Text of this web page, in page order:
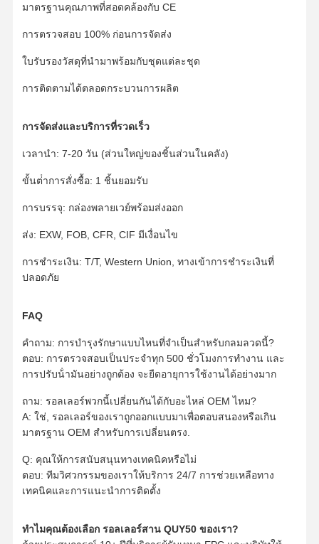
แบริ่งแกว่ง
มาตรฐานคุณภาพที่สอดคล้องกับ CE
การตรวจสอบ 100% ก่อนการจัดส่ง
ใบรับรองวัสดุที่นํามาพร้อมกับชุดแต่ละชุด
การติดตามได้ตลอดกระบวนการผลิต
การจัดส่งและบริการที่รวดเร็ว
เวลานํา: 7-20 วัน (ส่วนใหญ่ของชิ้นส่วนในคลัง)
ขั้นต่ําการสั่งซื้อ: 1 ชิ้นยอมรับ
การบรรจุ: กล่องพลายเวย์พร้อมส่งออก
ส่ง: EXW, FOB, CFR, CIF มีเงื่อนไข
การชําระเงิน: T/T, Western Union, ทางเข้าการชําระเงินที่
ปลอดภัย
FAQ
คําถาม: การบํารุงรักษาแบบไหนที่จําเป็นสําหรับกลมลวดนี้?
ตอบ: การตรวจสอบเป็นประจําทุก 500 ชั่วโมงการทํางาน และ
การปรับน้ํามันอย่างถูกต้อง จะยืดอายุการใช้งานได้อย่างมาก
ถาม: รอลเลอร์พวกนี้เปลี่ยนกันได้กับอะไหล่ OEM ไหม?
A: ใช่, รอลเลอร์ของเราถูกออกแบบมาเพื่อตอบสนองหรือเกิน
มาตรฐาน OEM สําหรับการเปลี่ยนตรง.
Q: คุณให้การสนับสนุนทางเทคนิคหรือไม่
ตอบ: ทีมวิศวกรรมของเราให้บริการ 24/7 การช่วยเหลือทาง
เทคนิคและการแนะนําการติดตั้ง
ทําไมคุณต้องเลือก รอลเลอร์สาน QUY50 ของเรา?